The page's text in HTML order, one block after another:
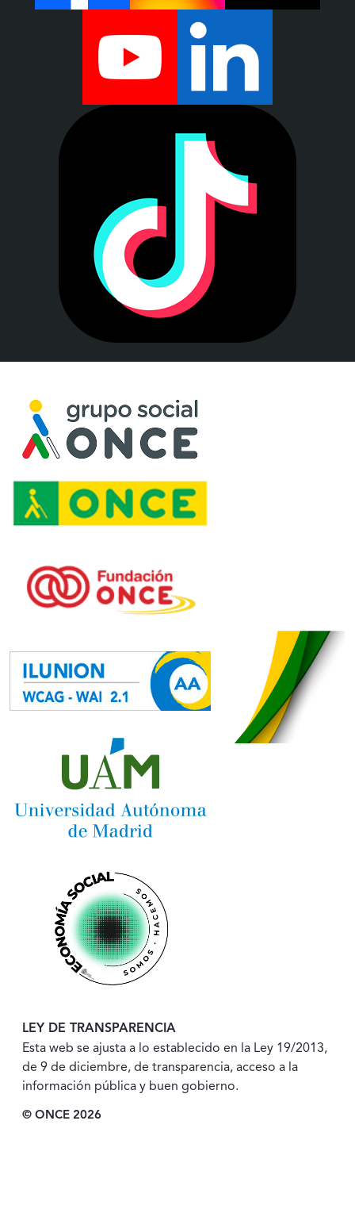
LEY DE TRANSPARENCIA
Esta web se ajusta a lo establecido en la Ley 19/2013,
de 9 de diciembre, de transparencia, acceso a la
información pública y buen gobierno.
© ONCE 2026